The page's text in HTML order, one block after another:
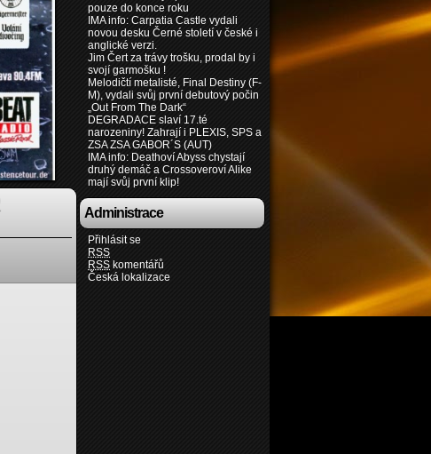
pouze do konce roku
IMA info: Carpatia Castle vydali
novou desku Černé století v české i
anglické verzi.
Jim Čert za trávy trošku, prodal by i
svojí garmošku !
Melodičtí metalisté, Final Destiny (F-
M), vydali svůj první debutový počin
„Out From The Dark“
DEGRADACE slaví 17.té
narozeniny! Zahrají i PLEXIS, SPS a
ZSA ZSA GABOR´S (AUT)
IMA info: Deathoví Abyss chystají
druhý demáč a Crossoveroví Alike
mají svůj první klip!
Administrace
Přihlásit se
RSS
RSS komentářů
Česká lokalizace